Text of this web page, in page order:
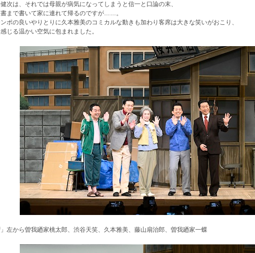
次は、それでは母親が病気になってしまうと信一と口論の末、
まで書いて家に連れて帰るのですが……。
ポの良いやりとりに久本雅美のコミカルな動きも加わり客席は大きな笑いがおこり、
じる温かい空気に包まれました。
」左から曽我廼家桃太郎、渋谷天笑、久本雅美、藤山扇治郎、曽我廼家一蝶